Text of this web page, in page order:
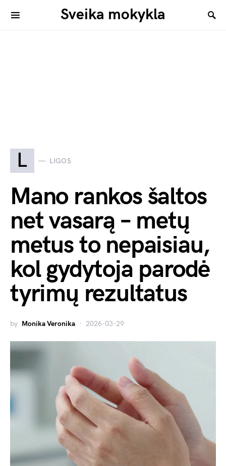
Sveika mokykla
L LIGOS
Mano rankos šaltos
net vasarą – metų
metus to nepaisiau,
kol gydytoja parodė
tyrimų rezultatus
by Monika Veronika 2026-03-29